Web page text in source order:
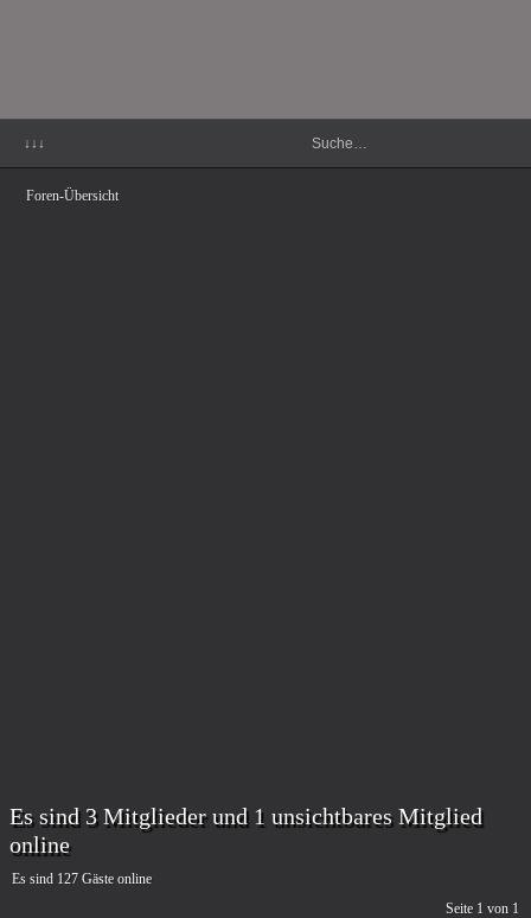
↓↓↓
Foren-Übersicht
Es sind 3 Mitglieder und 1 unsichtbares Mitglied
online
Es sind 127 Gäste online
Seite 1 von 1